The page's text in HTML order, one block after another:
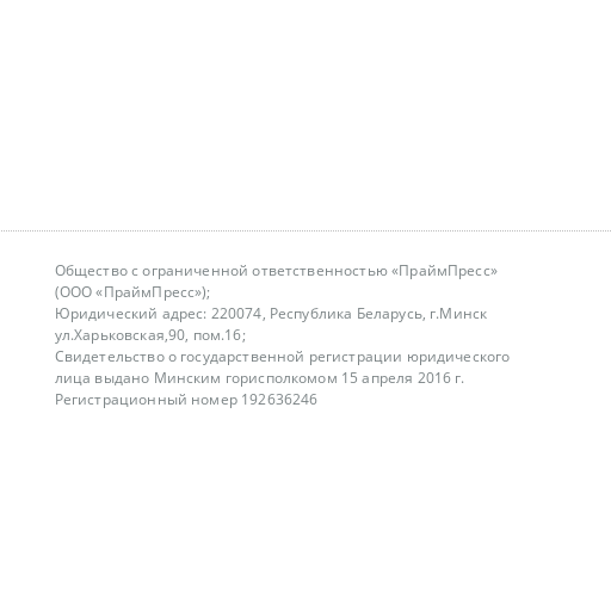
Общество с ограниченной ответственностью «ПраймПресс»
(ООО «ПраймПресс»);
Юридический адрес: 220074, Республика Беларусь, г.Минск
ул.Харьковская,90, пом.16;
Свидетельство о государственной регистрации юридического
лица выдано Минским горисполкомом 15 апреля 2016 г.
Регистрационный номер 192636246